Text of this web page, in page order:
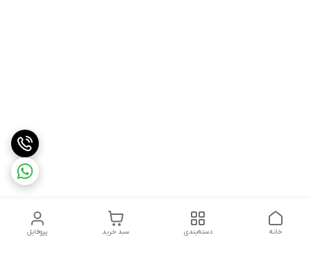
پروفایل سبد خرید دسته‌بندی خانه